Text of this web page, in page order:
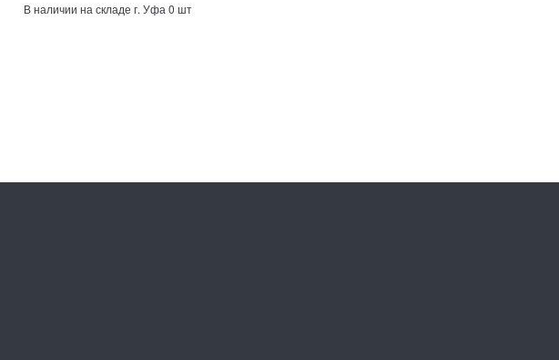
В наличии на складе г. Уфа 0 шт